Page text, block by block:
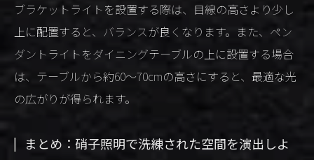
ブラケットライトを設置する際は、目線の高さより少し
上に配置すると、バランスが良くなります。また、ペン
ダントライトをダイニングテーブルの上に設置する場合
は、テーブルから約60～70cmの高さにすると、最適な光
の広がりが得られます。
まとめ：硝子照明で洗練された空間を演出しよ